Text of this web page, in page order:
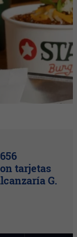
tarjetas
G.